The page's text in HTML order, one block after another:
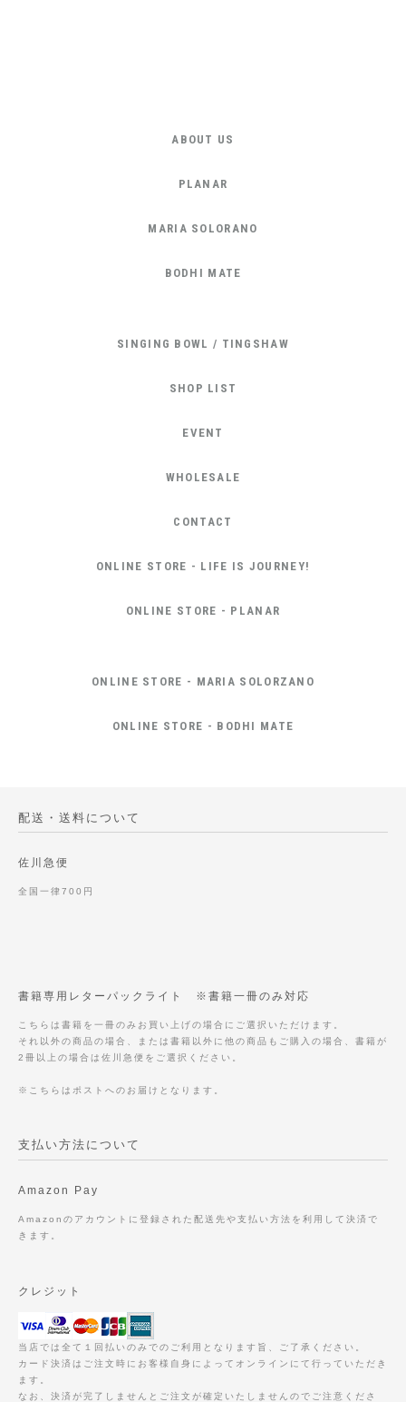
ABOUT US
PLANAR
MARIA SOLORANO
BODHI MATE
SINGING BOWL / TINGSHAW
SHOP LIST
EVENT
WHOLESALE
CONTACT
ONLINE STORE - LIFE IS JOURNEY!
ONLINE STORE - PLANAR
ONLINE STORE - MARIA SOLORZANO
ONLINE STORE - BODHI MATE
配送・送料について
佐川急便
全国一律700円
書籍専用レターパックライト ※書籍一冊のみ対応
こちらは書籍を一冊のみお買い上げの場合にご選択いただけます。
それ以外の商品の場合、または書籍以外に他の商品もご購入の場合、書籍が
2冊以上の場合は佐川急便をご選択ください。
※こちらはポストへのお届けとなります。
支払い方法について
Amazon Pay
Amazonのアカウントに登録された配送先や支払い方法を利用して決済で
きます。
クレジット
当店では全て１回払いのみでのご利用となります旨、ご了承ください。
カード決済はご注文時にお客様自身によってオンラインにて行っていただき
ます。
なお、決済が完了しませんとご注文が確定いたしませんのでご注意くださ